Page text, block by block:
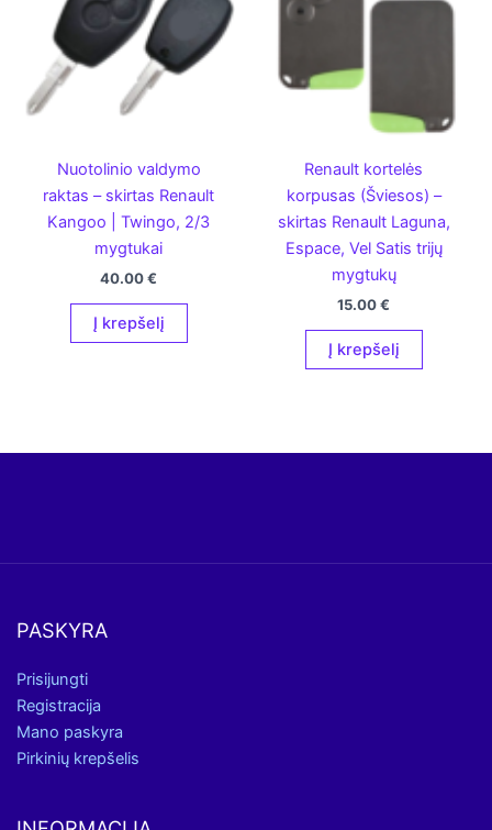
Nuotolinio valdymo
raktas – skirtas Renault
Kangoo | Twingo, 2/3
mygtukai
40.00€
Į krepšelį
Renault kortelės
korpusas (Šviesos) –
skirtas Renault Laguna,
Espace, Vel Satis trijų
mygtukų
15.00€
Į krepšelį
PASKYRA
Prisijungti
Registracija
Mano paskyra
Pirkinių krepšelis